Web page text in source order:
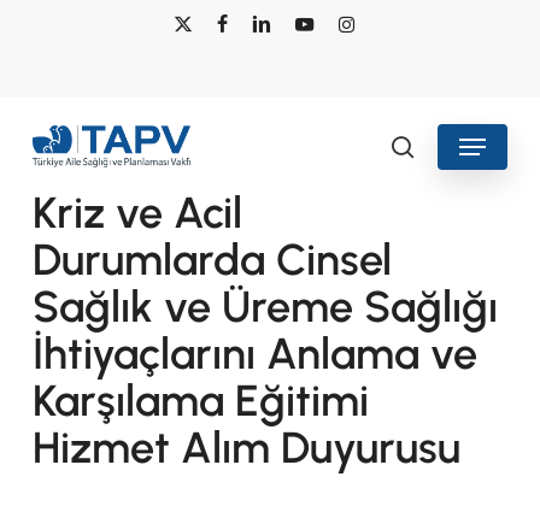
x-
facebooklinkedin youtubeinstagram
search
Menu
Duyurular
Kriz ve Acil
Durumlarda Cinsel
Sağlık ve Üreme Sağlığı
İhtiyaçlarını Anlama ve
Karşılama Eğitimi
Hizmet Alım Duyurusu